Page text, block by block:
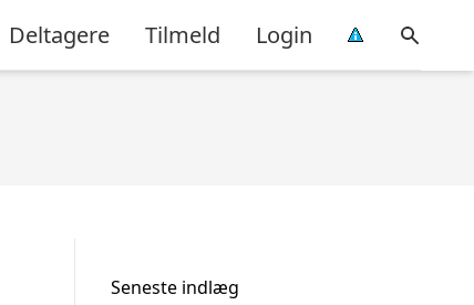
Deltagere Tilmeld Login
Seneste indlæg